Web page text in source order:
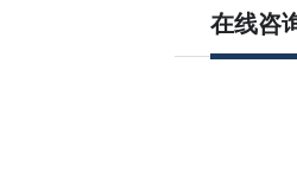
在线咨